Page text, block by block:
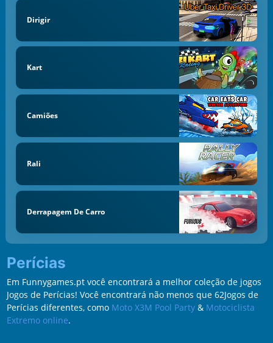
Dirigir
Kart
Camiões
Rali
Derrapagem De Carro
Perícias
Em Funnygames.pt você encontrará a melhor coleção de jogos
Jogos de Perícias! Você encontrará não menos que 62Jogos de
Perícias diferentes, como Moto X3M Pool Party& Motociclista
Extremo online.